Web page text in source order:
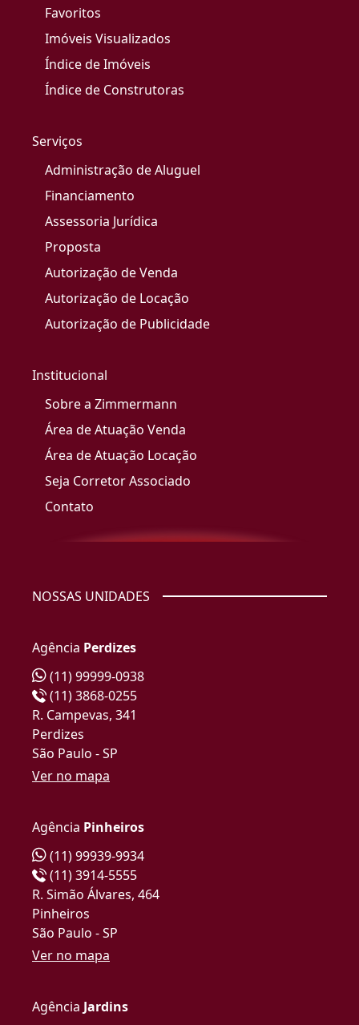
Favoritos
Imóveis Visualizados
Índice de Imóveis
Índice de Construtoras
Serviços
Administração de Aluguel
Financiamento
Assessoria Jurídica
Proposta
Autorização de Venda
Autorização de Locação
Autorização de Publicidade
Institucional
Sobre a Zimmermann
Área de Atuação Venda
Área de Atuação Locação
Seja Corretor Associado
Contato
NOSSAS UNIDADES
Agência Perdizes
(11) 99999-0938
(11) 3868-0255
R. Campevas, 341
Perdizes
São Paulo - SP
Ver no mapa
Agência Pinheiros
(11) 99939-9934
(11) 3914-5555
R. Simão Álvares, 464
Pinheiros
São Paulo - SP
Ver no mapa
Agência Jardins